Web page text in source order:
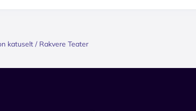
katuselt / Rakvere Teater